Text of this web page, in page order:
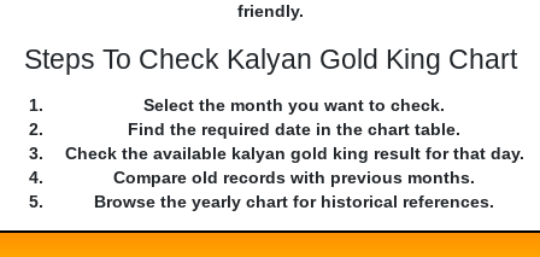
friendly.
Steps To Check Kalyan Gold King Chart
Select the month you want to check.
Find the required date in the chart table.
Check the available kalyan gold king result for that day.
Compare old records with previous months.
Browse the yearly chart for historical references.